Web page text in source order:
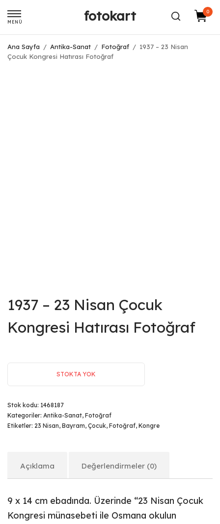
MENÜ fotokart 0
Ana Sayfa / Antika-Sanat / Fotoğraf / 1937 – 23 Nisan
Çocuk Kongresi Hatırası Fotoğraf
1937 – 23 Nisan Çocuk
Kongresi Hatırası Fotoğraf
STOKTA YOK
Stok kodu: 1468187
Kategoriler: Antika-Sanat, Fotoğraf
Etiketler: 23 Nisan, Bayram, Çocuk, Fotoğraf, Kongre
Açıklama Değerlendirmeler (0)
9 x 14 cm ebadında. Üzerinde “23 Nisan Çocuk
Kongresi münasebeti ile Osmana okulun